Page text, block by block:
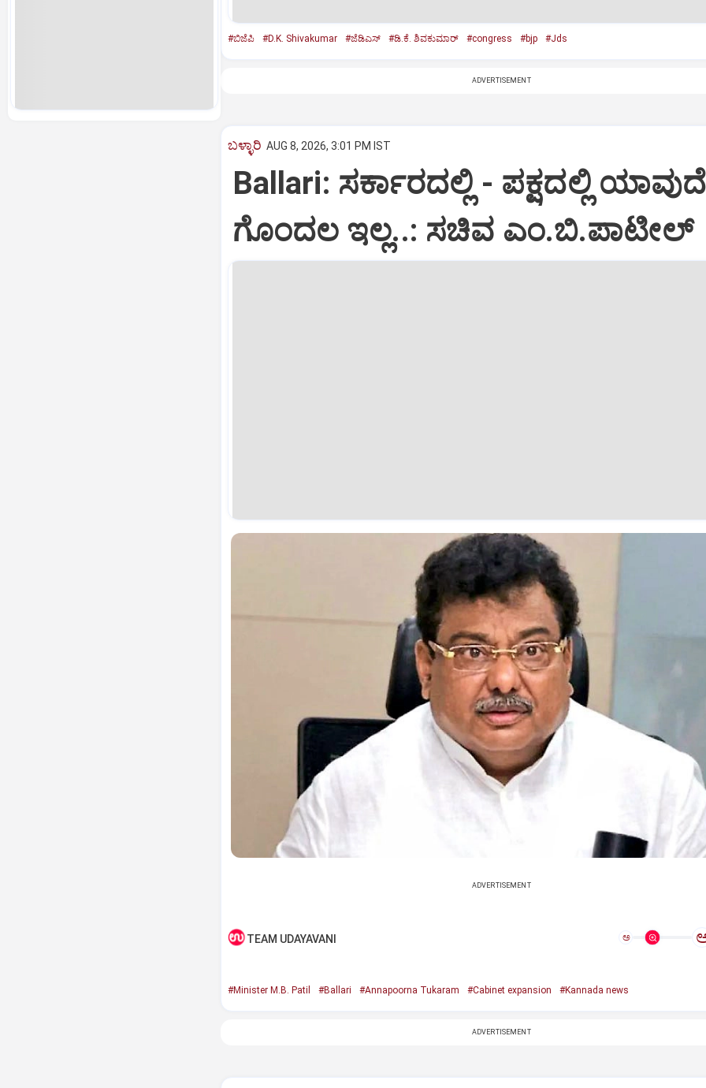
#ಬಿಜೆಪಿ #D.K. Shivakumar #ಜೆಡಿಎಸ್‌ #ಡಿ.ಕೆ. ಶಿವಕುಮಾರ್‌ #congress #bjp #Jds
ADVERTISEMENT
ಬಳ್ಳಾರಿ AUG 8, 2026, 3:01 PM IST
Ballari: ಸರ್ಕಾರದಲ್ಲಿ - ಪಕ್ಷದಲ್ಲಿ
ಗೊಂದಲ ಇಲ್ಲ..: ಸಚಿವ ಎಂ.ಬಿ.ಪಾಟೀಲ್
ADVERTISEMENT
TEAM UDAYAVANI ಅ
#Minister M.B. Patil #Ballari #Annapoorna Tukaram #Cabinet expansion #Kannada news
ADVERTISEMENT